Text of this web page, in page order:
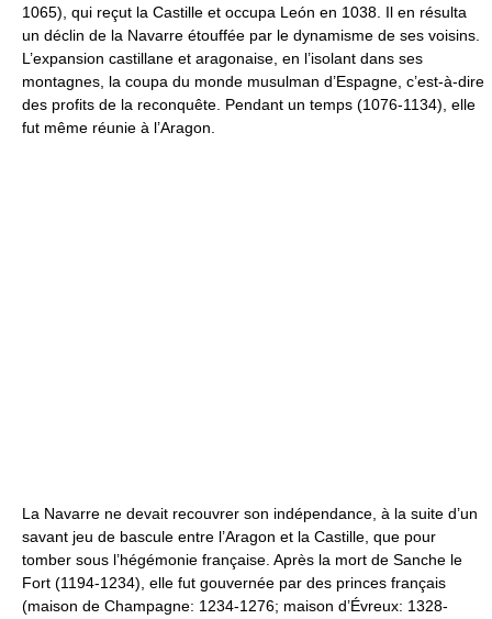
1065), qui reçut la Castille et occupa León en 1038. Il en résulta
un déclin de la Navarre étouffée par le dynamisme de ses voisins.
L’expansion castillane et aragonaise, en l’isolant dans ses
montagnes, la coupa du monde musulman d’Espagne, c’est-à-dire
des profits de la reconquête. Pendant un temps (1076-1134), elle
fut même réunie à l’Aragon.
La Navarre ne devait recouvrer son indépendance, à la suite d’un
savant jeu de bascule entre l’Aragon et la Castille, que pour
tomber sous l’hégémonie française. Après la mort de Sanche le
Fort (1194-1234), elle fut gouvernée par des princes français
(maison de Champagne: 1234-1276; maison d’Évreux: 1328-